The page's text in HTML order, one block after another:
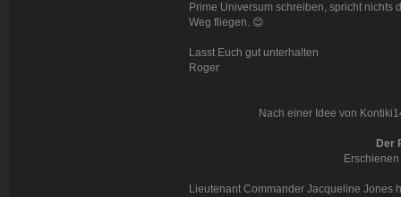
Prime Universum schreiben, spricht
Weg fliegen. 😊
Lasst Euch gut unterhalten
Roger
Nach einer Idee von
Der
Lieutenant Commander Jacqueline Jones